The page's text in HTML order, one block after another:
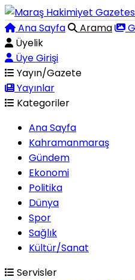
Ana Sayfa Arama
Üyelik
Üye Girişi
Yayın/Gazete
Yayınlar
Kategoriler
Ana Sayfa
Kahramanmaraş
Gündem
Ekonomi
Politika
Dünya
Spor
Sağlık
Kültür/Sanat
Servisler